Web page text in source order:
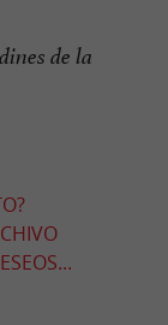
de la